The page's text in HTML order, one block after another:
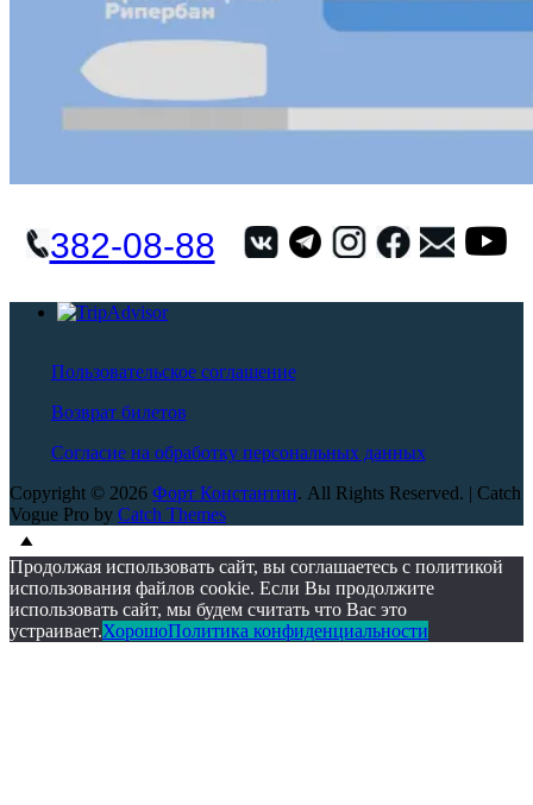
382-08-88
Пользовательское соглашение
Возврат билетов
Согласие на обработку персональных данных
Copyright © 2026 Форт Константин. All Rights Reserved. | Catch
Vogue Pro by Catch Themes
Scroll
Up Up
Продолжая использовать сайт, вы соглашаетесь с политикой
использования файлов cookie. Если Вы продолжите
использовать сайт, мы будем считать что Вас это
устраивает.ХорошоПолитика конфиденциальности